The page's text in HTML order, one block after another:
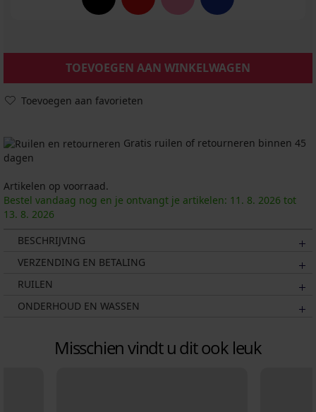
TOEVOEGEN AAN WINKELWAGEN
Toevoegen aan favorieten
Gratis ruilen of retourneren binnen 45
dagen
Artikelen op voorraad.
Bestel vandaag nog en je ontvangt je artikelen: 11. 8. 2026 tot
13. 8. 2026
BESCHRIJVING
VERZENDING EN BETALING
RUILEN
ONDERHOUD EN WASSEN
Misschien vindt u dit ook leuk